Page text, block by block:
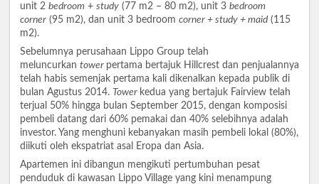
unit 2 bedroom + study (77 m2 – 80 m2), unit 3 bedroom
corner (95 m2), dan unit 3 bedroom corner + study + maid(115
m2).
Sebelumnya perusahaan Lippo Group telah
meluncurkan tower pertama bertajuk Hillcrest dan penjualannya
telah habis semenjak pertama kali dikenalkan kepada publik di
bulan Agustus 2014. Tower kedua yang bertajuk Fairview telah
terjual 50% hingga bulan September 2015, dengan komposisi
pembeli datang dari 60% pemakai dan 40% selebihnya adalah
investor. Yang menghuni kebanyakan masih pembeli lokal (80%),
diikuti oleh ekspatriat asal Eropa dan Asia.
Apartemen ini dibangun mengikuti pertumbuhan pesat
penduduk di kawasan Lippo Village yang kini menampung